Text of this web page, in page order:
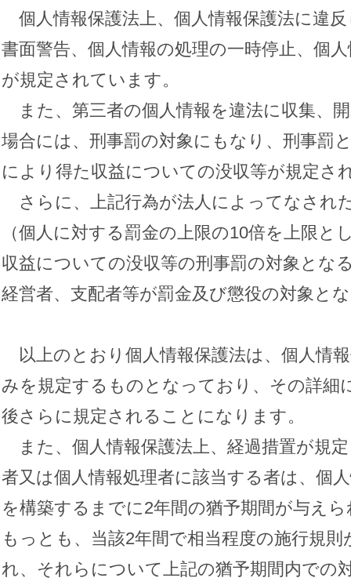
個人情報保護法上、個人情報保護法に違
書面警告、個人情報の処理の一時停止、個
が規定されています。
また、第三者の個人情報を違法に収集、
場合には、刑事罰の対象にもなり、刑事罰
により得た収益についての没収等が規定さ
さらに、上記行為が法人によってなされ
（個人に対する罰金の上限の10倍を上限と
収益についての没収等の刑事罰の対象とな
経営者、支配者等が罰金及び懲役の対象と
以上のとおり個人情報保護法は、個人情
みを規定するものとなっており、その詳細
後さらに規定されることになります。
また、個人情報保護法上、経過措置が規
者又は個人情報処理者に該当する者は、個
を構築するまでに2年間の猶予期間が与え
もっとも、当該2年間で相当程度の施行規
れ、それらについて上記の猶予期間内での